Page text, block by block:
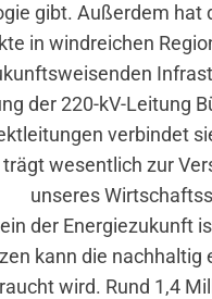
gibt. Außerdem hat
in windreichen
der 220-kV-Leitung
verbindet
wesentlich zur
unseres
der Energiezukunft
kann die
wird. Rund 1,4